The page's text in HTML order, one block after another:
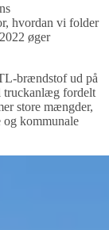
hvordan vi folder
øger
brændstof ud på
truckanlæg fordelt
store mængder,
og kommunale